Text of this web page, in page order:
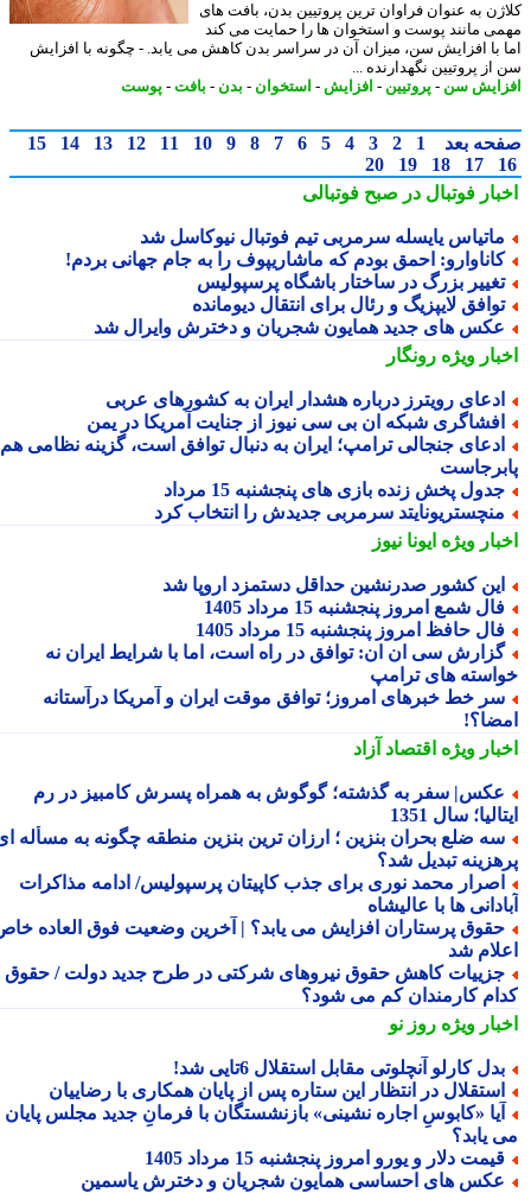
به عنوان فراوان ترین پروتیین بدن، بافت های
مانند پوست و استخوان ها را حمایت می کند
با افزایش سن، میزان آن در سراسر بدن کاهش می یابد. - چگونه با افزایش
پروتیین نگهدارنده ...
سن -پروتیین-افزایش -استخوان- بدن -بافت-پوست
بعد 1
2
3
4
5
6
7
8
9
10
11
12
13
14
15
17
18
19
20
فوتبال در صبح فوتبالی
یایسله سرمربی تیم فوتبال نیوکاسل شد
احمق بودم که ماشاریپوف را به جام جهانی بردم!
بزرگ در ساختار باشگاه پرسپولیس
لایپزیگ و رئال برای انتقال دیومانده
های جدید همایون شجریان و دخترش وایرال شد
ویژهرونگار
رویترز درباره هشدار ایران به کشورهای عربی
شبکه ان بی سی نیوز از جنایت آمریکا در یمن
جنجالی ترامپ؛ ایران به دنبال توافق است، گزینه نظامی هم
پخش زنده بازی های پنجشنبه 15 مرداد
سرمربی جدیدش را انتخاب کرد
ویژهایونا نیوز
کشور صدرنشین حداقل دستمزد اروپا شد
شمع امروز پنجشنبه 15 مرداد 1405
حافظ امروز پنجشنبه 15 مرداد 1405
سی ان ان: توافق در راه است، اما با شرایط ایران نه
های ترامپ
خط خبرهای امروز؛ توافق موقت ایران و آمریکا درآستانه
ویژهاقتصاد آزاد
سفر به گذشته؛ گوگوش به همراه پسرش کامبیز در رم
سال 1351
ضلع بحران بنزین ؛ ارزان ترین بنزین منطقه چگونه به مسأله ای
تبدیل شد؟
محمد نوری برای جذب کاپیتان پرسپولیس/ ادامه مذاکرات
ها با عالیشاه
پرستاران افزایش می یابد؟ | آخرین وضعیت فوق العاده خاص
شد
کاهش حقوق نیروهای شرکتی در طرح جدید دولت / حقوق
کارمندان کم می شود؟
ویژهروز نو
کارلو آنچلوتی مقابل استقلال 6تایی شد!
در انتظار این ستاره پس از پایان همکاری با رضاییان
«کابوسِ اجاره نشینی» بازنشستگان با فرمانِ جدید مجلس پایان
یابد؟
دلار و یورو امروز پنجشنبه 15 مرداد 1405
های احساسی همایون شجریان و دخترش یاسمین